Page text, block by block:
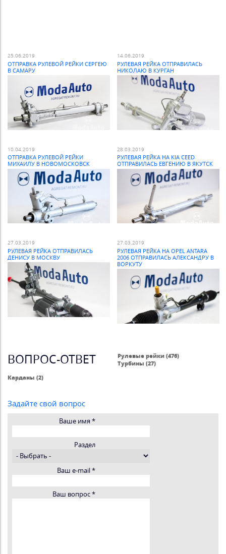
25.06.2019
ОТПРАВКА РУЛЕВОЙ РЕЙКИ СЕРГЕЮ
В САМАРУ
14.06.2019
РУЛЕВАЯ РЕЙКА ОТПРАВИЛАСЬ
НИКОЛАЮ В КУРГАН
10.04.2019
ОТПРАВКА РУЛЕВОЙ РЕЙКИ
МИХАИЛУ В НОВОМОСКОВСК
28.03.2019
РУЛЕВАЯ РЕЙКА НА KIA CEED
ОТПРАВИЛАСЬ ЕВГЕНИЮ В ЯКУТСК
27.03.2019
РУЛЕВАЯ РЕЙКА ОТПРАВИЛАСЬ
ДЕНИСУ В МОСКВУ
27.03.2019
РУЛЕВАЯ РЕЙКА НА OPEL ANTARA
2006 ОТПРАВИЛАСЬ АЛЕКСАНДРУ В
ВОРКУТУ
ВОПРОС-ОТВЕТ
Рулевые рейки (476)
Турбины (27)
Карданы (2)
Задайте свой вопрос
Ваше имя *
Раздел
Ваш e-mail*
Ваш вопрос*